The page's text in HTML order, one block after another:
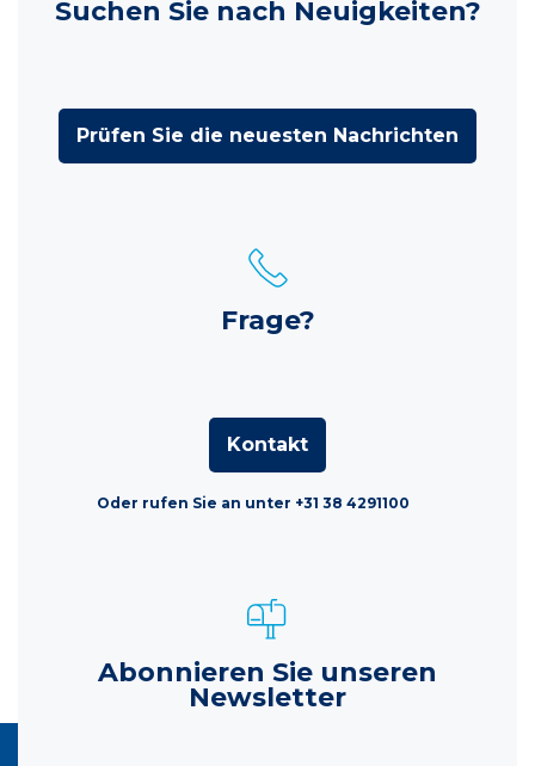
Suchen Sie nach Neuigkeiten?
Prüfen Sie die neuesten Nachrichten
Frage?
Kontakt
Oder rufen Sie an unter +31 38 4291100
Abonnieren Sie unseren
Newsletter